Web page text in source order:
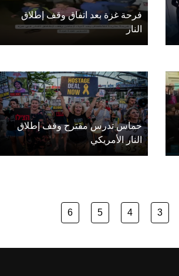
فرحة غزة بعد اتفاق وقف إطلاق
النار
حماس تدرس مقترح وقف إطلاق
النار الأمريكي
3
4
5
6